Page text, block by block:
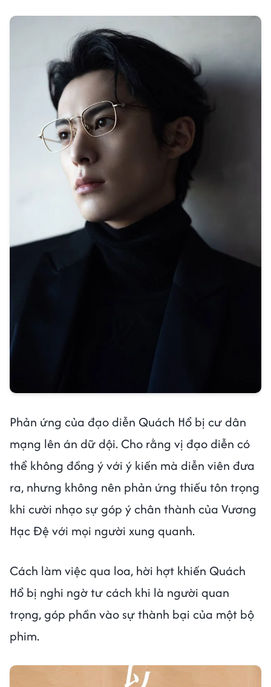
Phản ứng của đạo diễn Quách Hổ bị cư dân
mạng lên án dữ dội. Cho rằng vị đạo diễn có
thể không đồng ý với ý kiến mà diễn viên đưa
ra, nhưng không nên phản ứng thiếu tôn trọng
khi cười nhạo sự góp ý chân thành của Vương
Hạc Đệ với mọi người xung quanh.
Cách làm việc qua loa, hời hợt khiến Quách
Hổ bị nghi ngờ tư cách khi là người quan
trọng, góp phần vào sự thành bại của một bộ
phim.